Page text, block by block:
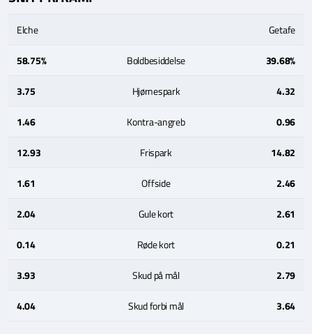
Elche Getafe
58.75% Boldbesiddelse 39.68%
3.75 Hjørnespark 4.32
1.46 Kontra-angreb 0.96
12.93 Frispark 14.82
1.61 Offside 2.46
2.04 Gule kort 2.61
0.14 Røde kort 0.21
3.93 Skud på mål 2.79
4.04 Skud forbi mål 3.64